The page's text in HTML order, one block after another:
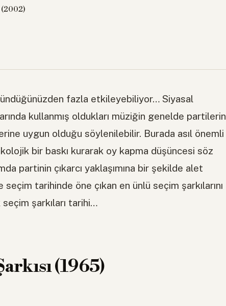
(2002)
fazla etkileyebiliyor… Siyasal
kullanmış oldukları müziğin genelde partilerin
uygun olduğu söylenilebilir. Burada asıl önemli
bir baskı kurarak oy kapma düşüncesi söz
partinin çıkarcı yaklaşımına bir şekilde alet
tarihinde öne çıkan en ünlü seçim şarkılarını
şarkıları tarihi…
(1965)